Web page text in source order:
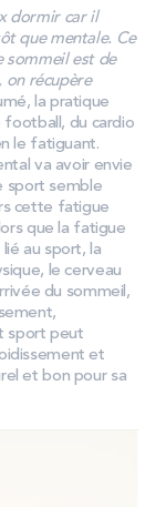
dormir car il
que mentale. Ce
sommeil est de
on récupère
la pratique
football, du cardio
le fatiguant.
va avoir envie
sport semble
cette fatigue
que la fatigue
au sport, la
le cerveau
du sommeil,
sport peut
et
et bon pour sa